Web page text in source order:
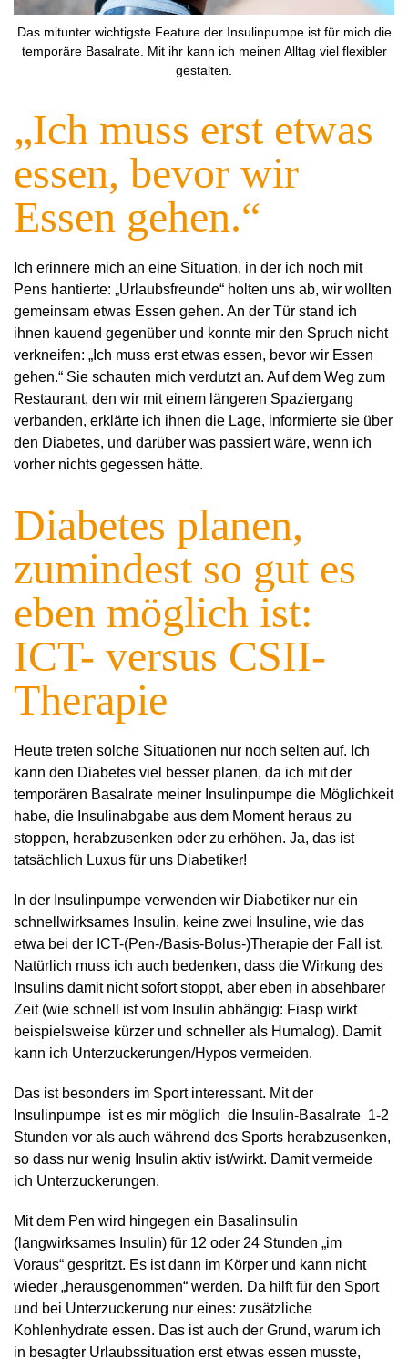
Das mitunter wichtigste Feature der Insulinpumpe ist für mich die
temporäre Basalrate. Mit ihr kann ich meinen Alltag viel flexibler
gestalten.
„Ich muss erst etwas
essen, bevor wir
Essen gehen.“
Ich erinnere mich an eine Situation, in der ich noch mit
Pens hantierte: „Urlaubsfreunde“ holten uns ab, wir wollten
gemeinsam etwas Essen gehen. An der Tür stand ich
ihnen kauend gegenüber und konnte mir den Spruch nicht
verkneifen: „Ich muss erst etwas essen, bevor wir Essen
gehen.“ Sie schauten mich verdutzt an. Auf dem Weg zum
Restaurant, den wir mit einem längeren Spaziergang
verbanden, erklärte ich ihnen die Lage, informierte sie über
den Diabetes, und darüber was passiert wäre, wenn ich
vorher nichts gegessen hätte.
Diabetes planen,
zumindest so gut es
eben möglich ist:
ICT- versus CSII-
Therapie
Heute treten solche Situationen nur noch selten auf. Ich
kann den Diabetes viel besser planen, da ich mit der
temporären Basalrate meiner Insulinpumpe die Möglichkeit
habe, die Insulinabgabe aus dem Moment heraus zu
stoppen, herabzusenken oder zu erhöhen. Ja, das ist
tatsächlich Luxus für uns Diabetiker!
In der Insulinpumpe verwenden wir Diabetiker nur ein
schnellwirksames Insulin, keine zwei Insuline, wie das
etwa bei der ICT-(Pen-/Basis-Bolus-)Therapie der Fall ist.
Natürlich muss ich auch bedenken, dass die Wirkung des
Insulins damit nicht sofort stoppt, aber eben in absehbarer
Zeit (wie schnell ist vom Insulin abhängig: Fiasp wirkt
beispielsweise kürzer und schneller als Humalog). Damit
kann ich Unterzuckerungen/Hypos vermeiden.
Das ist besonders im Sport interessant. Mit der
Insulinpumpe ist es mir möglich die Insulin-Basalrate 1-2
Stunden vor als auch während des Sports herabzusenken,
so dass nur wenig Insulin aktiv ist/wirkt. Damit vermeide
ich Unterzuckerungen.
Mit dem Pen wird hingegen ein Basalinsulin
(langwirksames Insulin) für 12 oder 24 Stunden „im
Voraus“ gespritzt. Es ist dann im Körper und kann nicht
wieder „herausgenommen“ werden. Da hilft für den Sport
und bei Unterzuckerung nur eines: zusätzliche
Kohlenhydrate essen. Das ist auch der Grund, warum ich
in besagter Urlaubssituation erst etwas essen musste,